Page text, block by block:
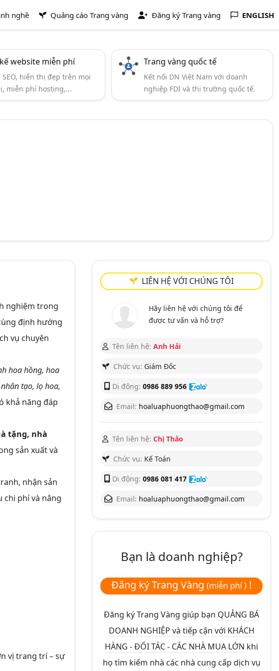
nghề Quảng cáo Trang vàng Đăng ký Trang vàng ENGLISH
website miễn phí
SEO, hiển thị đẹp trên mọi
miễn phí hosting,...
Trang vàng quốc tế
Kết nối DN Việt Nam với doanh
nghiệp FDI và thị trường quốc tế.
nghiệm trong
định hướng
vụ chuyên
hoa hồng, hoa
tạo, lọ hoa,
khả năng đáp
tặng, nhà
sản xuất và
nhận sản
chi phí và nâng
vị trang trí – sự
LIÊN HỆ VỚI CHÚNG TÔI
Hãy liên hệ với chúng tôi để
được tư vấn và hỗ trợ?
Tên liên hệ: Anh Hải
Chức vụ: Giám Đốc
Di động: 0986 889 956
Email: hoaluaphuongthao@gmail.com
Tên liên hệ: Chị Thảo
Chức vụ: Kế Toán
Di động: 0986 081 417
Email: hoaluaphuongthao@gmail.com
Bạn là doanh nghiệp?
Đăng ký Trang Vàng (miễn phí ) !
Đăng ký Trang Vàng giúp bạn QUẢNG BÁ
DOANH NGHIỆP và tiếp cận với KHÁCH
HÀNG - ĐỐI TÁC - CÁC NHÀ MUA LỚN khi
họ tìm kiếm nhà các nhà cung cấp dịch vụ